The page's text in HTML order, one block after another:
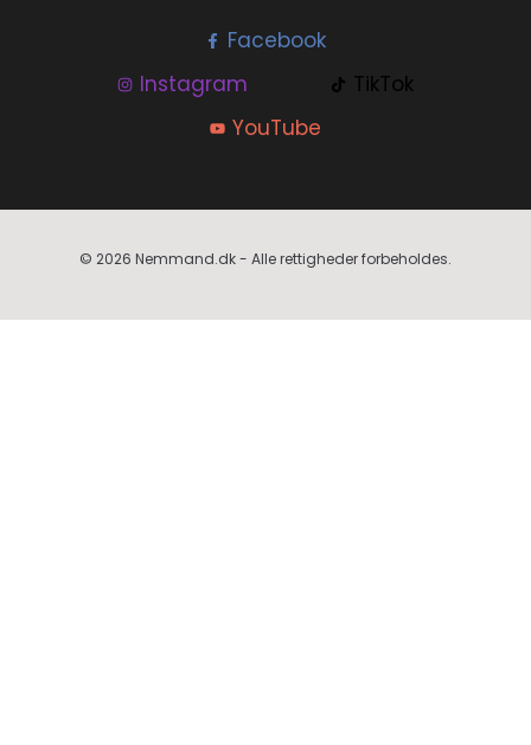
Facebook
Instagram
TikTok
YouTube
© 2026 Nemmand.dk - Alle rettigheder forbeholdes.